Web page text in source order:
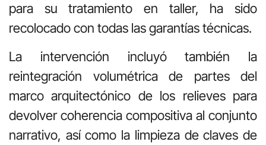
para su tratamiento en taller, ha sido
recolocado con todas las garantías técnicas.
La intervención incluyó también la
reintegración volumétrica de partes del
marco arquitectónico de los relieves para
devolver coherencia compositiva al conjunto
narrativo, así como la limpieza de claves de